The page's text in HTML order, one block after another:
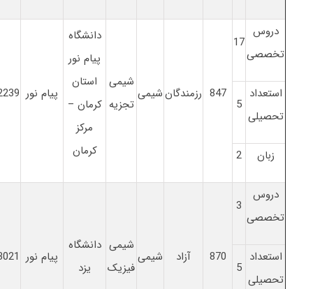
دروس
تخصصی
17
847 رزمندگانشیمی
شیمی
تجزیه
دانشگاه
پیام نور
استان
کرمان –
مرکز
کرمان
پیام نور
استعداد
تحصیلی
5
زبان 2
دروس
تخصصی
3
870 آزاد شیمی
شیمی
فیزیک
دانشگاه
یزد
پیام نور
استعداد
تحصیلی
5